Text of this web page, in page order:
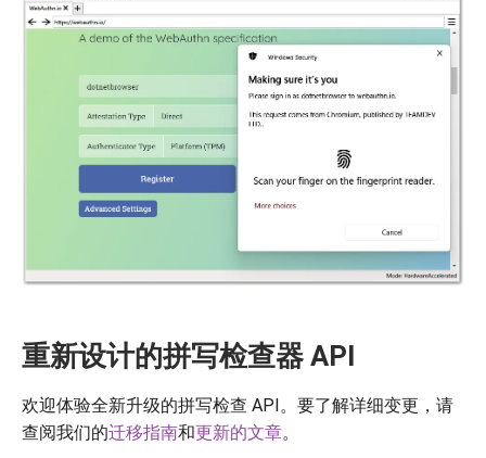
重新设计的拼写检查器 API
欢迎体验全新升级的拼写检查 API。要了解详细变更，请
查阅我们的迁移指南和更新的文章。